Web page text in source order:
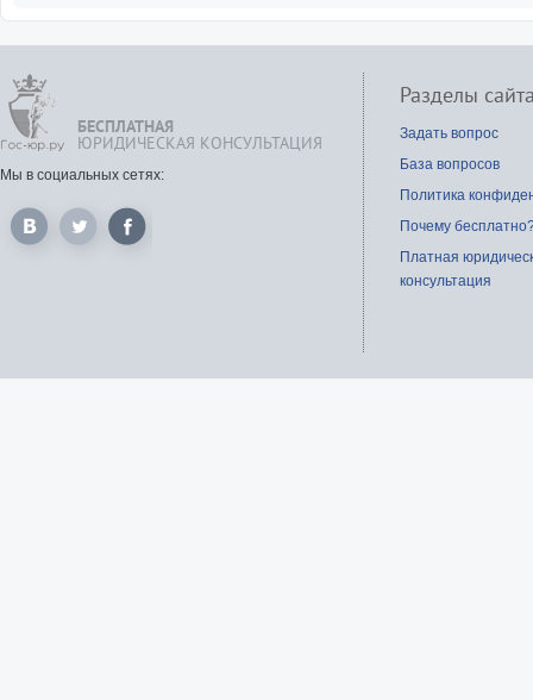
БЕСПЛАТНАЯ
ЮРИДИЧЕСКАЯ КОНСУЛЬТАЦИЯ
Мы в социальных сетях:
Разделы
Задать вопрос
База вопросов
Политика
Почему
Платная
консультация